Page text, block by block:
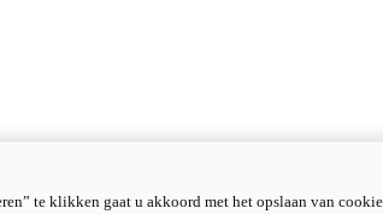
te klikken gaat u akkoord met het opslaan van